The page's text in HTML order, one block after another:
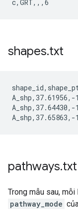
shapes.txt
pathways.txt
Trong mẫu sau,
pathway_mode